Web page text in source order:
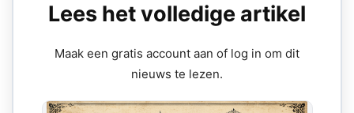
Lees het volledige artikel
Maak een gratis account aan of log in om dit
nieuws te lezen.